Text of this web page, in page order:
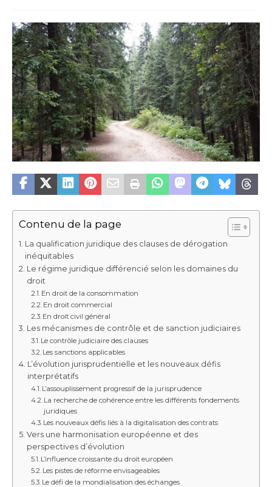
Contenu de la page
La qualification juridique des clauses de dérogation
inéquitables
Le régime juridique différencié selon les domaines du
droit
En droit de la consommation
En droit commercial
En droit civil général
Les mécanismes de contrôle et de sanction judiciaires
Le contrôle judiciaire des clauses
Les sanctions applicables
L’évolution jurisprudentielle et les nouveaux défis
interprétatifs
L’assouplissement progressif de la jurisprudence
La recherche de cohérence entre les différents fondements
juridiques
Les nouveaux défis liés à la digitalisation des contrats
Vers une harmonisation européenne et des
perspectives d’évolution
L’influence croissante du droit européen
Les pistes de réforme envisageables
Le défi de la mondialisation des échanges